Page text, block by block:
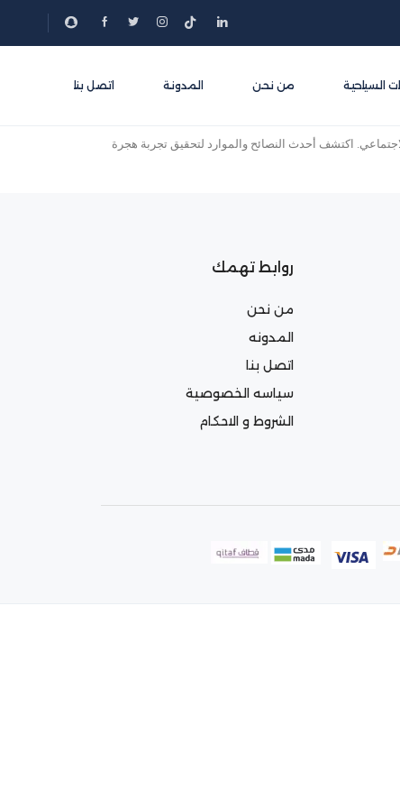
السياحية من نحن المدونة اتصل بنا
اكتشف أحدث النصائح والموارد لتحقيق تجربة هجرة
روابط تهمك
من نحن
المدونه
اتصل بنا
سياسه الخصوصية
الشروط و الاحكام